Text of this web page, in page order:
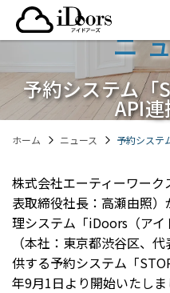
テ
へ
ス
ニ
予約システム「
API
ホーム ニュース 予約システ
株式会社エーティーワー
表取締役社長：高瀬由照
理システム「iDoors（ア
（本社：東京都渋谷区、
供する予約システム「
年9月1日より開始いたしま